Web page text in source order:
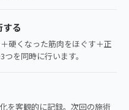
る
硬くなった筋肉をほぐす＋正
を同時に行います。
を客観的に記録。次回の施術